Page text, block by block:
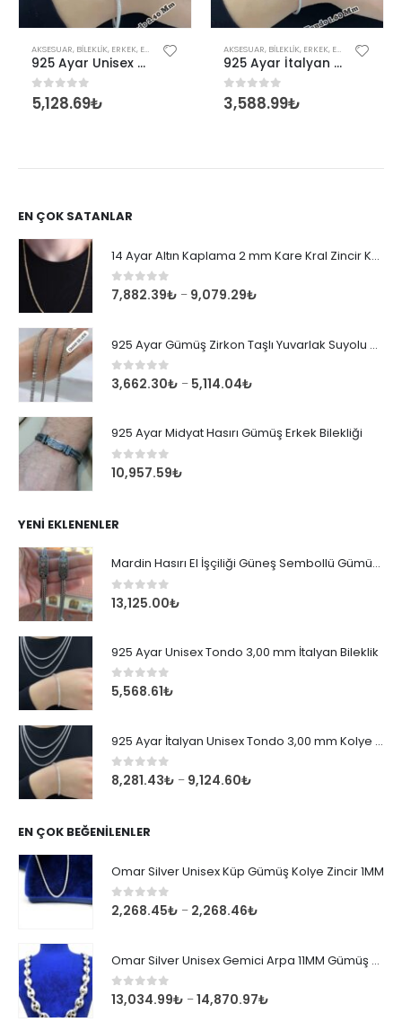
AKSESUAR, BILEKLIK, ERKEK, ERKEK BILEKLIK KADIN
925 Ayar Unisex Tondo 2,40 mm İtalyan Bileklik
0out of 5
5,128.69₺
AKSESUAR, BILEKLIK, ERKEK, ERKEK BILEKLIK
925 Ayar İtalyan Unisex Tondo 1,60 mm Bileklik
0out of 5
3,588.99₺
EN ÇOK SATANLAR
14 Ayar Altın Kaplama 2 mm Kare Kral Zincir Kolye
0 out of 5
7,882.39₺ – 9,079.29₺
925 Ayar Gümüş Zirkon Taşlı Yuvarlak Suyolu Bileklik
0 out of 5
3,662.30₺ – 5,114.04₺
925 Ayar Midyat Hasırı Gümüş Erkek Bilekliği
0out of 5
10,957.59₺
YENI EKLENENLER
Mardin Hasırı El İşçiliği Güneş Sembollü Gümüş Erkek Bileklik
0out of 5
13,125.00₺
925 Ayar Unisex Tondo 3,00 mm İtalyan Bileklik
0 out of 5
5,568.61₺
925 Ayar İtalyan Unisex Tondo 3,00 mm Kolye Zincir
0 out of 5
8,281.43₺ – 9,124.60₺
EN ÇOK BEĞENILENLER
Omar Silver Unisex Küp Gümüş Kolye Zincir 1MM
0 out of 5
2,268.45₺ – 2,268.46₺
Omar Silver Unisex Gemici Arpa 11MM Gümüş Kolye Zincir
0out of 5
13,034.99₺ –14,870.97₺